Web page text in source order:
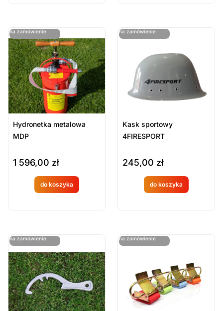
na
zamówien
ie
na
zamówien
na zamówienie
ostatnie sztuki
Hydronetka metalowa
MDP
1 596,00 zł
do koszyka
Produkt
na
zamówien
ie
na zamówienie
ostatnie sztuki
Kask sportowy
4FIRESPORT
245,00 zł
do koszyka
Produkt
na
zamówien
na zamówienie
ostatnie sztuki na zamówienie
ostatnie sztuki